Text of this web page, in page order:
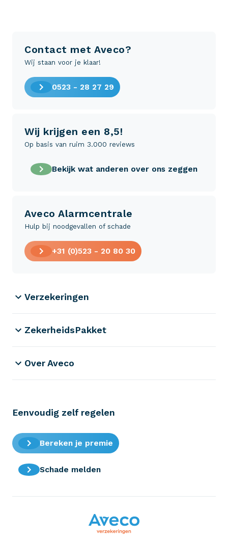
Contact met Aveco?
Wij staan voor je klaar!
0523 - 28 27 29
Wij krijgen een 8,5!
Op basis van ruim 3.000 reviews
Bekijk wat anderen over ons zeggen
Aveco Alarmcentrale
Hulp bij noodgevallen of schade
+31 (0)523 - 20 80 30
Verzekeringen
ZekerheidsPakket
Over Aveco
Eenvoudig zelf regelen
Bereken je premie
Schade melden